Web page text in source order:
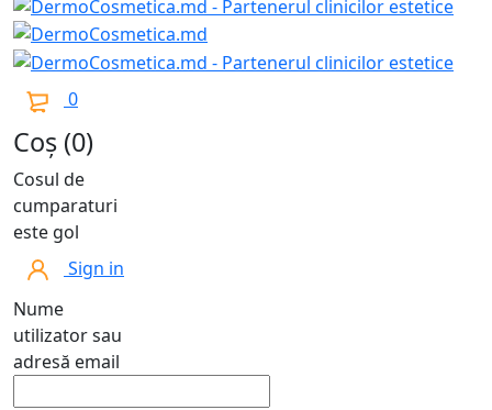
0
Coș (0)
Cosul de
cumparaturi
este gol
Sign in
Nume
utilizator sau
adresă email